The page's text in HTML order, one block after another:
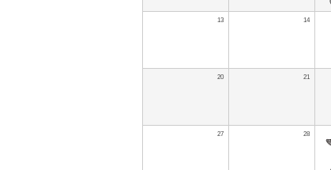
13 14
20 21
27 28